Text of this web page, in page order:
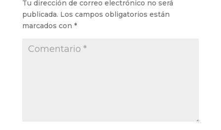
Tu dirección de correo electrónico no será
publicada. Los campos obligatorios están
marcados con *